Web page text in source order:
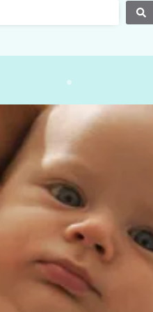
Rayas
a juego de rayas , Ideal para
y el verano. Tiene
entrepierna. Marca
mas modelos de petos en
la categoria de petos de
ranitas-